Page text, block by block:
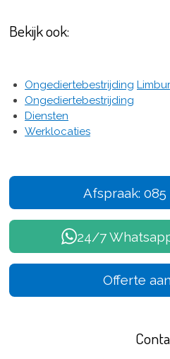
Bekijk ook:
Ongediertebestrijding
Ongediertebestrijding
Diensten
Werklocaties
Afspraak: 085
24/7
Offerte